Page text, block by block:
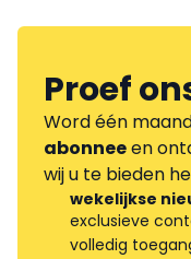
Proef
Word één
abonneeen
wij u te bieden
wekelijkse
exclusieve
volledig